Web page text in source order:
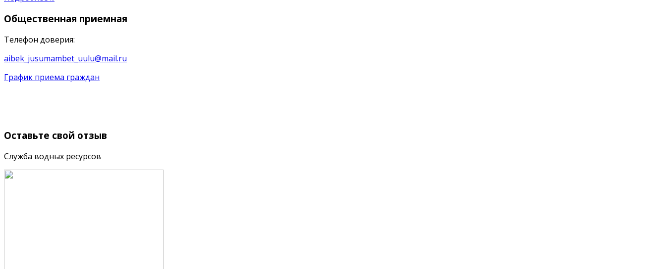
Общественная приемная
Телефон доверия:
aibek_jusumambet_uulu@mail.ru
График приема граждан
Оставьте свой отзыв
Служба водных ресурсов